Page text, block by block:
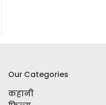
Our Categories
कहानी